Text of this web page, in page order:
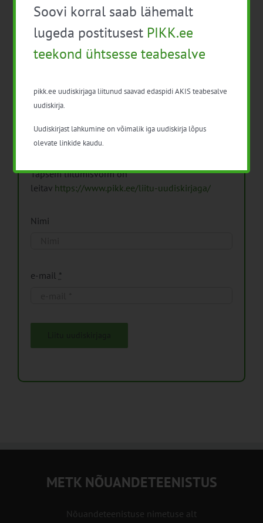
Pikk.ee uudiskirjaga liitumine.
Isikuandmeid töötleme vastavalt
Isikuandmete
Täpsem liitumisvorm on
leitav https://www.pikk.ee/liitu-uudiskirjaga/
Nimi
e-mail *
METK NÕUANDETEENISTUS
Nõuandeteenistuse nimetuse alt
Soovi korral saab lähemalt
lugeda postitusest PIKK.ee
teekond ühtsesse teabesalve
pikk.ee uudiskirjaga liitunud saavad edaspidi AKIS teabesalve
uudiskirja.
Uudiskirjast lahkumine on võimalik iga uudiskirja lõpus
olevate linkide kaudu.